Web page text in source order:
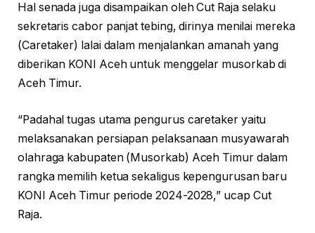
Hal senada juga disampaikan oleh Cut Raja selaku
sekretaris cabor panjat tebing, dirinya menilai mereka
(Caretaker) lalai dalam menjalankan amanah yang
diberikan KONI Aceh untuk menggelar musorkab di
Aceh Timur.
“Padahal tugas utama pengurus caretaker yaitu
melaksanakan persiapan pelaksanaan musyawarah
olahraga kabupaten (Musorkab) Aceh Timur dalam
rangka memilih ketua sekaligus kepengurusan baru
KONI Aceh Timur periode 2024-2028,” ucap Cut
Raja.